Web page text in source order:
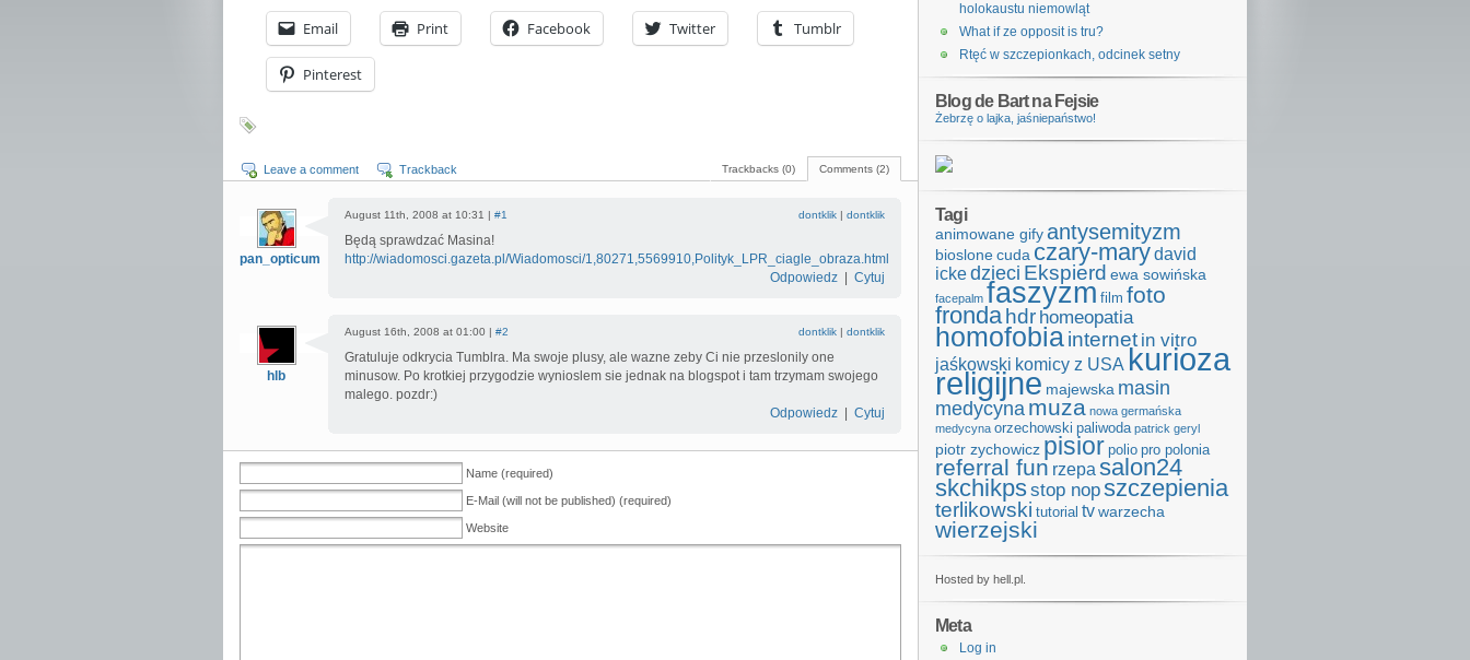
Email Print Facebook Twitter Tumblr
Pinterest
Comments (2)
Trackbacks (0)
Leave a comment Trackback
pan_opticum
August 11th, 2008 at 10:31 | #1 dontklik | dontklik
Będą sprawdzać Masina!
http://wiadomosci.gazeta.pl/Wiadomosci/1,80271,5569910,Polityk_LPR_ciagle_obraza.html
Odpowiedz
Cytuj
hlb
August 16th, 2008 at 01:00 | #2 dontklik | dontklik
Gratuluje odkrycia Tumblra. Ma swoje plusy, ale wazne zeby Ci nie przeslonily one
minusow. Po krotkiej przygodzie wynioslem sie jednak na blogspot i tam trzymam swojego
malego. pozdr:)
Odpowiedz
Cytuj
Name (required)
E-Mail (will not be published) (required)
Website
holokaustu niemowląt
What if ze opposit is tru?
Rtęć w szczepionkach, odcinek setny
Blog de Bart na Fejsie
Żebrzę o lajka, jaśniepaństwo!
Tagi
animowane gifyantysemityzm
bioslonecuda czary-marydavid
ickedzieci Ekspierd ewa sowińska
facepalm faszyzm film foto
frondahdr homeopatia
homofobiainternet in vitro
jaśkowski komicy z USA kurioza
religijne majewska masin
medycyna muza nowa germańska
medycyna orzechowski paliwoda patrick geryl
piotr zychowicz pisior polio pro polonia
referral fun rzepa salon24
skchikpsstop nopszczepienia
terlikowski tutorial tvwarzecha
wierzejski
Hosted by hell.pl.
Meta
Log in